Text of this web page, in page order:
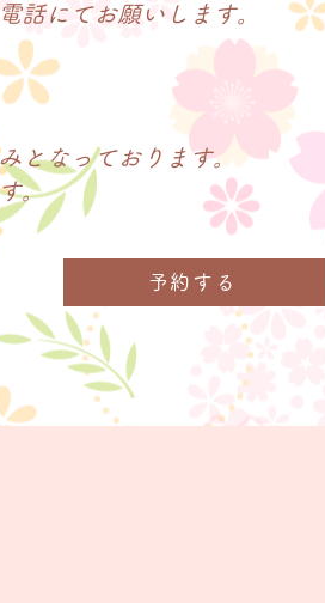
話にてお願いします。
となっております。
。
予約する